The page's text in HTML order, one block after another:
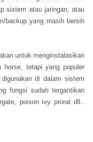
sistem atau jaringan, atau
backup yang masih bersih
untuk menginstalasikan
horse, tetapi yang populer
di dalam sistem
fungsi sudah tergantikan
poison ivy prorat dll..